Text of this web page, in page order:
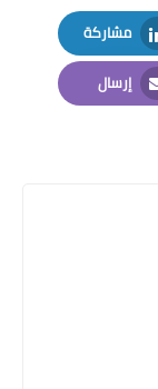
مشاركة
LinkedIn
إرسال
Email